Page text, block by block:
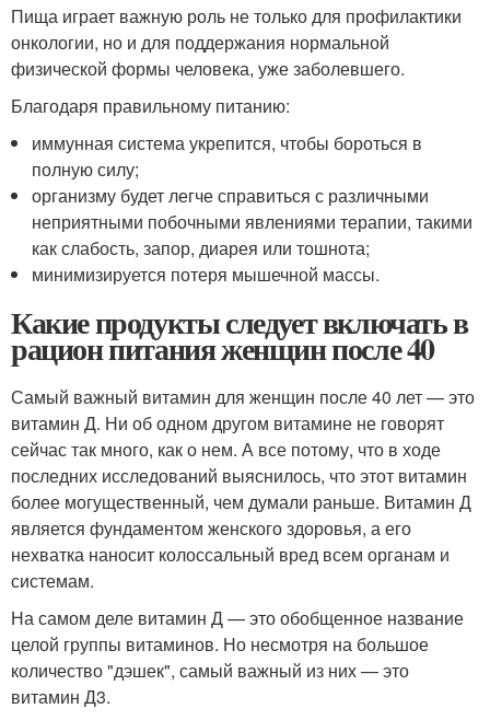
Пища играет важную роль не только для профилактики
онкологии, но и для поддержания нормальной
физической формы человека, уже заболевшего.
Благодаря правильному питанию:
иммунная система укрепится, чтобы бороться в
полную силу;
организму будет легче справиться с различными
неприятными побочными явлениями терапии, такими
как слабость, запор, диарея или тошнота;
минимизируется потеря мышечной массы.
Какие продукты следует включать в
рацион питания женщин после 40
Самый важный витамин для женщин после 40 лет — это
витамин Д. Ни об одном другом витамине не говорят
сейчас так много, как о нем. А все потому, что в ходе
последних исследований выяснилось, что этот витамин
более могущественный, чем думали раньше. Витамин Д
является фундаментом женского здоровья, а его
нехватка наносит колоссальный вред всем органам и
системам.
На самом деле витамин Д — это обобщенное название
целой группы витаминов. Но несмотря на большое
количество "дэшек", самый важный из них — это
витамин Д3.